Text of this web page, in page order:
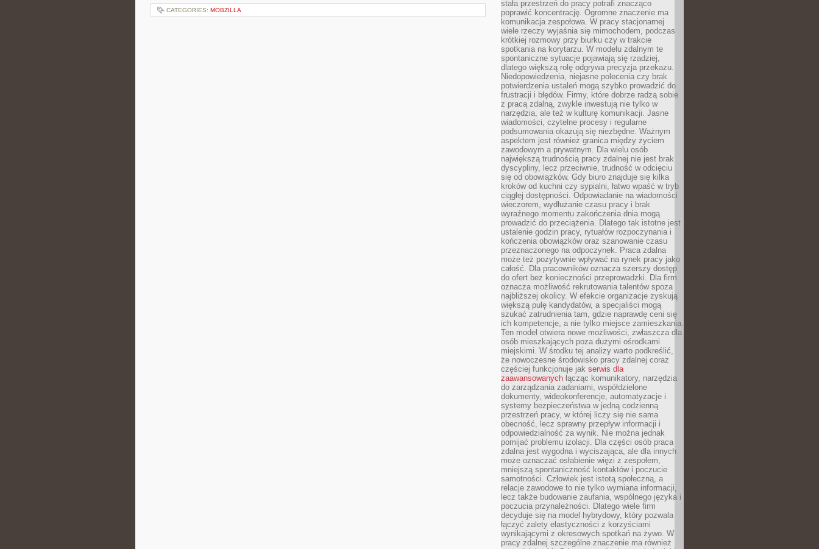
CATEGORIES: MOBZILLA
stała przestrzeń do pracy potrafi znacząco
poprawić koncentrację. Ogromne znaczenie ma
komunikacja zespołowa. W pracy stacjonarnej
wiele rzeczy wyjaśnia się mimochodem, podczas
krótkiej rozmowy przy biurku czy w trakcie
spotkania na korytarzu. W modelu zdalnym te
spontaniczne sytuacje pojawiają się rzadziej,
dlatego większą rolę odgrywa precyzja przekazu.
Niedopowiedzenia, niejasne polecenia czy brak
potwierdzenia ustaleń mogą szybko prowadzić do
frustracji i błędów. Firmy, które dobrze radzą sobie
z pracą zdalną, zwykle inwestują nie tylko w
narzędzia, ale też w kulturę komunikacji. Jasne
wiadomości, czytelne procesy i regularne
podsumowania okazują się niezbędne. Ważnym
aspektem jest również granica między życiem
zawodowym a prywatnym. Dla wielu osób
największą trudnością pracy zdalnej nie jest brak
dyscypliny, lecz przeciwnie, trudność w odcięciu
się od obowiązków. Gdy biuro znajduje się kilka
kroków od kuchni czy sypialni, łatwo wpaść w tryb
ciągłej dostępności. Odpowiadanie na wiadomości
wieczorem, wydłużanie czasu pracy i brak
wyraźnego momentu zakończenia dnia mogą
prowadzić do przeciążenia. Dlatego tak istotne jest
ustalenie godzin pracy, rytuałów rozpoczynania i
kończenia obowiązków oraz szanowanie czasu
przeznaczonego na odpoczynek. Praca zdalna
może też pozytywnie wpływać na rynek pracy jako
całość. Dla pracowników oznacza szerszy dostęp
do ofert bez konieczności przeprowadzki. Dla firm
oznacza możliwość rekrutowania talentów spoza
najbliższej okolicy. W efekcie organizacje zyskują
większą pulę kandydatów, a specjaliści mogą
szukać zatrudnienia tam, gdzie naprawdę ceni się
ich kompetencje, a nie tylko miejsce zamieszkania.
Ten model otwiera nowe możliwości, zwłaszcza dla
osób mieszkających poza dużymi ośrodkami
miejskimi. W środku tej analizy warto podkreślić,
że nowoczesne środowisko pracy zdalnej coraz
częściej funkcjonuje jak serwis dla
zaawansowanych łącząc komunikatory, narzędzia
do zarządzania zadaniami, współdzielone
dokumenty, wideokonferencje, automatyzacje i
systemy bezpieczeństwa w jedną codzienną
przestrzeń pracy, w której liczy się nie sama
obecność, lecz sprawny przepływ informacji i
odpowiedzialność za wynik. Nie można jednak
pomijać problemu izolacji. Dla części osób praca
zdalna jest wygodna i wyciszająca, ale dla innych
może oznaczać osłabienie więzi z zespołem,
mniejszą spontaniczność kontaktów i poczucie
samotności. Człowiek jest istotą społeczną, a
relacje zawodowe to nie tylko wymiana informacji,
lecz także budowanie zaufania, wspólnego języka i
poczucia przynależności. Dlatego wiele firm
decyduje się na model hybrydowy, który pozwala
łączyć zalety elastyczności z korzyściami
wynikającymi z okresowych spotkań na żywo. W
pracy zdalnej szczególne znaczenie ma również